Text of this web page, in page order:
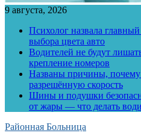
9 августа, 2026
Психолог назвала
выбора цвета авто
Водителей не будут
крепление номеров
Названы причины,
разрешённую скорость
Шины и подушки
от жары — что делать
Районная Больница